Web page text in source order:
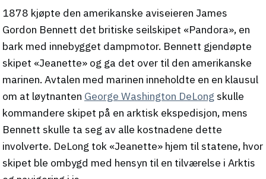
1878 kjøpte den amerikanske aviseieren James
Gordon Bennett det britiske seilskipet «Pandora», en
bark med innebygget dampmotor. Bennett gjendøpte
skipet «Jeanette» og ga det over til den amerikanske
marinen. Avtalen med marinen inneholdte en en klausul
om at løytnanten George Washington DeLongskulle
kommandere skipet på en arktisk ekspedisjon, mens
Bennett skulle ta seg av alle kostnadene dette
involverte. DeLong tok «Jeanette» hjem til statene, hvor
skipet ble ombygd med hensyn til en tilværelse i Arktis